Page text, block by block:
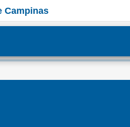
de Campinas
de tela para acessibilidade
Campinas